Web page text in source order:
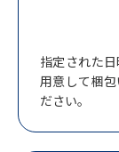
指定された
用意して梱
ださい。